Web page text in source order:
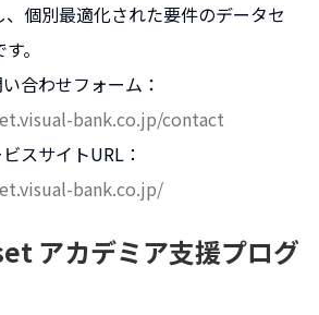
個別最適化された要件のデータセ
。
合わせフォーム：
bank.co.jp/contact
スサイトURL：
bank.co.jp/
アカデミア支援プログ